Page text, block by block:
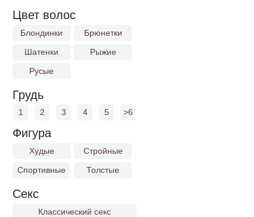
Цвет волос
Блондинки
Брюнетки
Шатенки
Рыжие
Русые
Грудь
1 2 3 4 5 >6
Фигура
Худые
Стройные
Спортивные
Толстые
Секс
Классический секс